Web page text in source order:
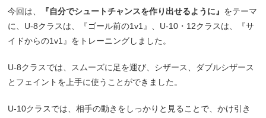
今回は、 『自分でシュートチャンスを作り出せるように』 をテーマ
に、U-8クラスは、『ゴール前の1v1』、U-10・12クラスは、『サ
イドからの1v1』をトレーニングしました。
U-8クラスでは、スムーズに足を運び、シザース、ダブルシザース
とフェイントを上手に使うことができました。
U-10クラスでは、相手の動きをしっかりと見ることで、かけ引き